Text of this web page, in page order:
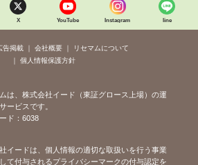
X YouTube Instagram line
告掲載 会社概要
リセマムについて
個人情報保護方針
は、株式会社イード（東証グロース上場）の運
ービスです。
ド：6038
イードは、個人情報の適切な取扱いを行う事業
て付与されるプライバシーマークの付与認定を